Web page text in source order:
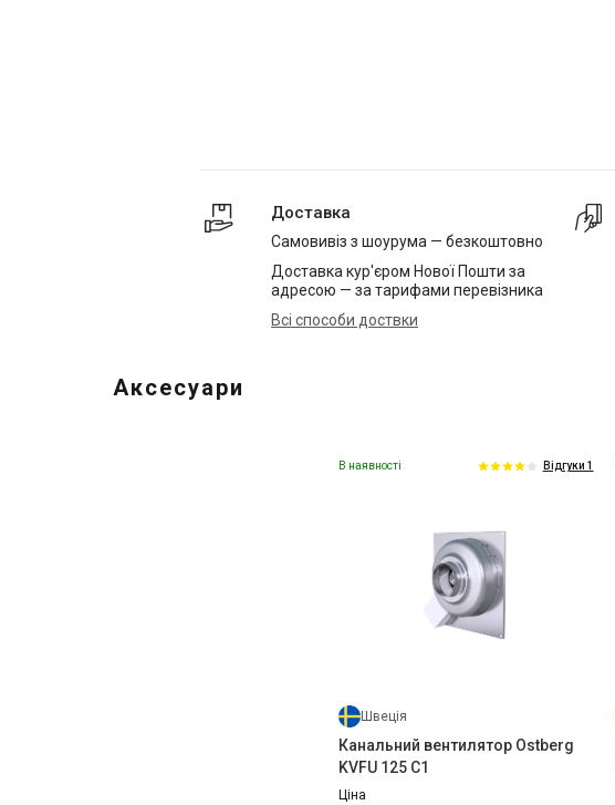
Доставка
Самовивіз з шоурума — безкоштовно
Доставка кур'єром Нової Пошти за
адресою — за тарифами перевізника
Всі способи доствки
Аксесуари
В наявності Відгуки 1
Швеція
Канальний вентилятор Ostberg
KVFU 125 C1
Ціна